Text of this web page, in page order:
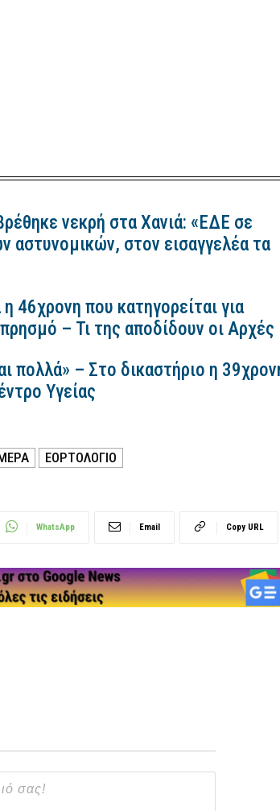
νεκρή στα Χανιά: «ΕΔΕ σε
αστυνομικών, στον εισαγγελέα τα
46χρονη που κατηγορείται για
– Τι της αποδίδουν οι Αρχές
πολλά» – Στο δικαστήριο η
Υγείας
ΕΟΡΤΟΛΟΓΙΟ
WhatsApp Email Copy URL